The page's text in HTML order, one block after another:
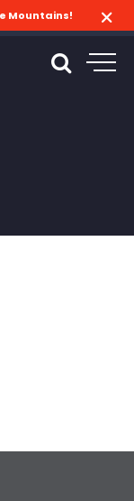
Mountains!